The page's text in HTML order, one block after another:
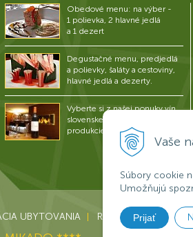
Vaše
Súbory cookie
Umožňujú
Prijať
Obedové menu: na výber -
1 polievka, 2 hlavné jedlá
a 1 dezert
Degustačné menu, predjedlá
a polievky, šaláty a cestoviny,
hlavné jedlá a dezerty.
Vyberte si z našej ponuky vín
slovenskej i zahraničnej
produkcie.
UBYTOVANIA REŠTAURÁCIE